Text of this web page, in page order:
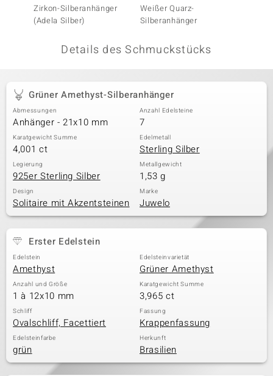
Classics
Zirkon-Silberanhänger
(Adela Silber)
Weißer Quarz-
Silberanhänger
Details des Schmuckstücks
Grüner Amethyst-Silberanhänger
Abmessungen
Anhänger - 21x10 mm
Anzahl Edelsteine
7
Karatgewicht Summe
4,001 ct
Edelmetall
Sterling Silber
Legierung
925er Sterling Silber
Metallgewicht
1,53 g
Design
Solitaire mit Akzentsteinen
Marke
Juwelo
Erster Edelstein
Edelstein
Amethyst
Edelsteinvarietät
Grüner Amethyst
Anzahl und Größe
1 à 12x10 mm
Karatgewicht Summe
3,965 ct
Schliff
Ovalschliff, Facettiert
Fassung
Krappenfassung
Edelsteinfarbe
grün
Herkunft
Brasilien